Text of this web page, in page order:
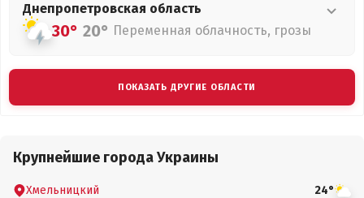
Днепропетровская область
30° 20° Переменная облачность, грозы
ПОКАЗАТЬ ДРУГИЕ ОБЛАСТИ
Крупнейшие города Украины
Хмельницкий 24°